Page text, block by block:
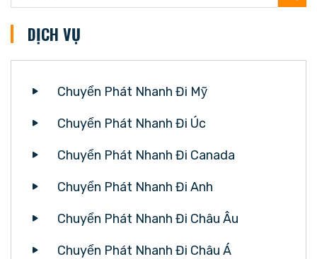
DỊCH VỤ
Chuyển Phát Nhanh Đi Mỹ
Chuyển Phát Nhanh Đi Úc
Chuyển Phát Nhanh Đi Canada
Chuyển Phát Nhanh Đi Anh
Chuyển Phát Nhanh Đi Châu Âu
Chuyển Phát Nhanh Đi Châu Á